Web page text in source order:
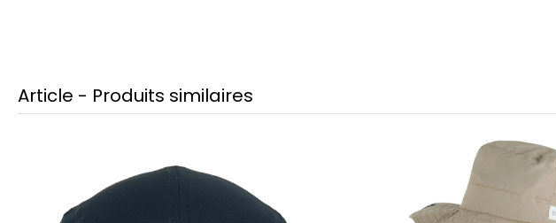
Article - Produits similaires